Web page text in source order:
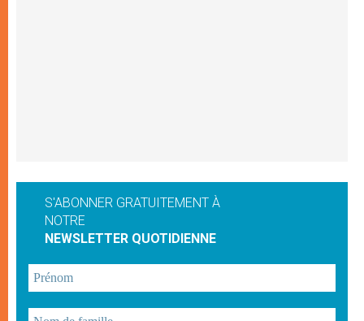
S'ABONNER GRATUITEMENT À
NOTRE
NEWSLETTER QUOTIDIENNE